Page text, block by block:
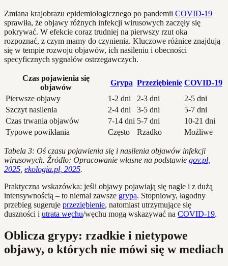
Zmiana krajobrazu epidemiologicznego po pandemii COVID-19
sprawiła, że objawy różnych infekcji wirusowych zaczęły się
pokrywać. W efekcie coraz trudniej na pierwszy rzut oka
rozpoznać, z czym mamy do czynienia. Kluczowe różnice znajdują
się w tempie rozwoju objawów, ich nasileniu i obecności
specyficznych sygnałów ostrzegawczych.
Czas pojawienia się
objawów
Grypa Przeziębienie COVID-19
Pierwsze objawy
1-2 dni 2-3 dni
2-5 dni
Szczyt nasilenia
2-4 dni 3-5 dni
5-7 dni
Czas trwania objawów
7-14 dni 5-7 dni
10-21 dni
Typowe powikłania
Często Rzadko Możliwe
Tabela 3: Oś czasu pojawienia się i nasilenia objawów infekcji
wirusowych. Źródło: Opracowanie własne na podstawie gov.pl,
2025, ekologia.pl, 2025.
Praktyczna wskazówka: jeśli objawy pojawiają się nagle i z dużą
intensywnością – to niemal zawsze grypa. Stopniowy, łagodny
przebieg sugeruje przeziębienie, natomiast utrzymujące się
duszności i utrata węchu/węchu mogą wskazywać na COVID-19.
Oblicza grypy: rzadkie i nietypowe
objawy, o których nie mówi się w mediach